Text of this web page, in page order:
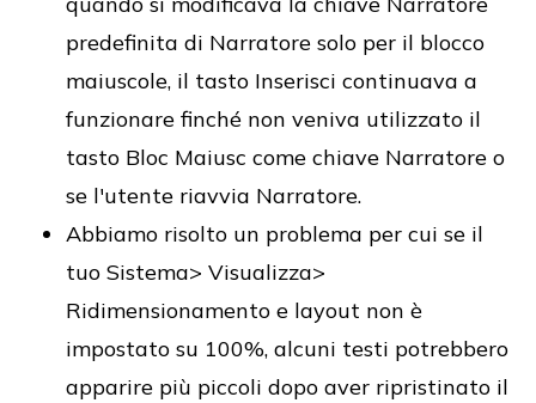
predefinita di Narratore solo per il blocco
maiuscole, il tasto Inserisci continuava a
funzionare finché non veniva utilizzato il
tasto Bloc Maiusc come chiave Narratore o
se l'utente riavvia Narratore.
Abbiamo risolto un problema per cui se il
tuo Sistema> Visualizza>
Ridimensionamento e layout non è
impostato su 100%, alcuni testi potrebbero
apparire più piccoli dopo aver ripristinato il